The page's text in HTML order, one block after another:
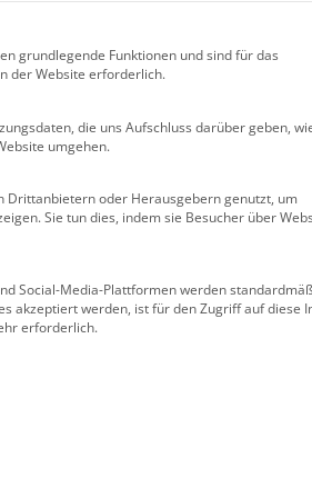
Menschen eine ausgewogene
Erkrankungen vorzubeugen.
anbieten, helfen dabei.
Exklusiv
pro Halbjahr, zzgl.
Sie bitte Kontakt mit der bad-
Pflegebedürftige
7-10 Tage
Gruppen, für die eine
grundlegende Funktionen und sind für das
der Website erforderlich.
die uns Aufschluss darüber geben,
umgehen.
Drittanbietern oder Herausgebern genutzt, um
Sie tun dies, indem sie Besucher über
Social-Media-Plattformen werden
akzeptiert werden, ist für den Zugriff auf diese
erforderlich.